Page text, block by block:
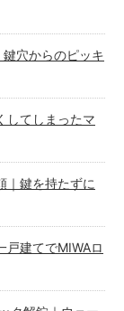
鍵穴からのピッキ
してしまったマ
｜鍵を持たずに
戸建てでMIWAロ